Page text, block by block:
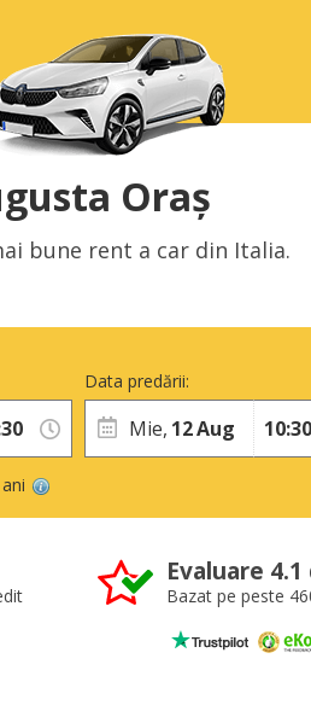
Italiano
Русский
Oraș
bune rent a car din Italia.
Data predării:
Mie, 12Aug
Evaluare 4.1
Bazat pe peste